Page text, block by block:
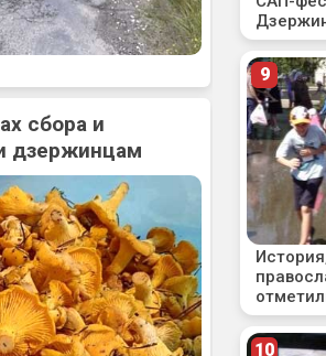
сбора и
дзержинцам